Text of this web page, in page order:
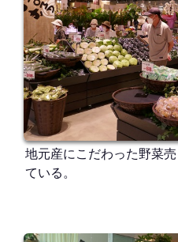
地元産にこだわった野菜
ている。